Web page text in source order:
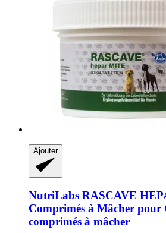
Ajouter
NutriLabs RASCAVE
Comprimés à Mâcher pour
comprimés à mâcher